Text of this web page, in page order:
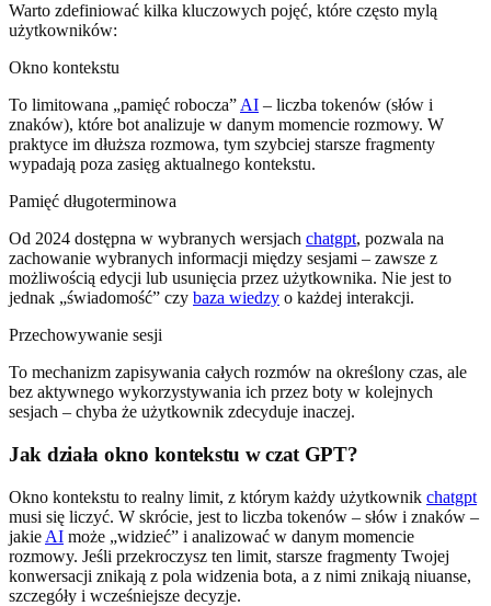
Warto zdefiniować kilka kluczowych pojęć, które często mylą
użytkowników:
Okno kontekstu
To limitowana „pamięć robocza” AI – liczba tokenów (słów i
znaków), które bot analizuje w danym momencie rozmowy. W
praktyce im dłuższa rozmowa, tym szybciej starsze fragmenty
wypadają poza zasięg aktualnego kontekstu.
Pamięć długoterminowa
Od 2024 dostępna w wybranych wersjach chatgpt, pozwala na
zachowanie wybranych informacji między sesjami – zawsze z
możliwością edycji lub usunięcia przez użytkownika. Nie jest to
jednak „świadomość” czy baza wiedzy o każdej interakcji.
Przechowywanie sesji
To mechanizm zapisywania całych rozmów na określony czas, ale
bez aktywnego wykorzystywania ich przez boty w kolejnych
sesjach – chyba że użytkownik zdecyduje inaczej.
Jak działa okno kontekstu w czat GPT?
Okno kontekstu to realny limit, z którym każdy użytkownik chatgpt
musi się liczyć. W skrócie, jest to liczba tokenów – słów i znaków –
jakie AI może „widzieć” i analizować w danym momencie
rozmowy. Jeśli przekroczysz ten limit, starsze fragmenty Twojej
konwersacji znikają z pola widzenia bota, a z nimi znikają niuanse,
szczegóły i wcześniejsze decyzje.